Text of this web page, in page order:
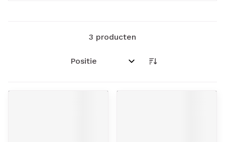
3 producten
Sorteer op: